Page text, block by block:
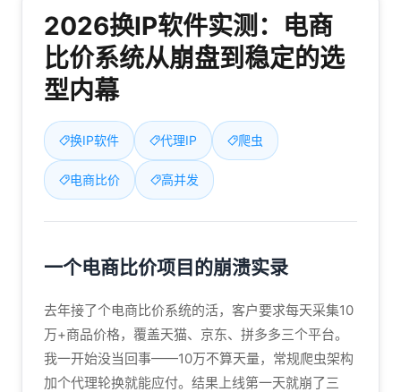
2026换IP软件实测：电商
比价系统从崩盘到稳定的选
型内幕
换IP软件 代理IP 爬虫
电商比价 高并发
一个电商比价项目的崩溃实录
去年接了个电商比价系统的活，客户要求每天采集10
万+商品价格，覆盖天猫、京东、拼多多三个平台。
我一开始没当回事——10万不算天量，常规爬虫架构
加个代理轮换就能应付。结果上线第一天就崩了三